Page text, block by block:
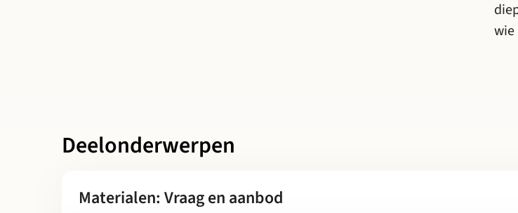
wie
Deelonderwerpen
Materialen: Vraag en aanbod